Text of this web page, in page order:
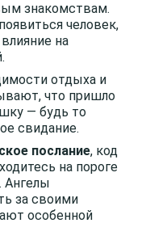
знакомствам.
человек,
на
отдыха и
что пришло
— будь то
свидание.
послание, код
на пороге
Ангелы
за своими
особенной